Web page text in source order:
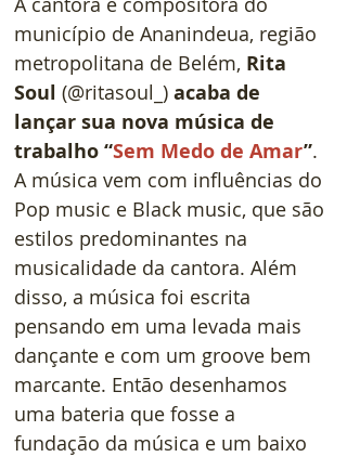
município de Ananindeua, região
metropolitana de Belém, Rita
Soul (@ritasoul_) acaba de
lançar sua nova música de
trabalho “Sem Medo de Amar”.
A música vem com influências do
Pop music e Black music, que são
estilos predominantes na
musicalidade da cantora. Além
disso, a música foi escrita
pensando em uma levada mais
dançante e com um groove bem
marcante. Então desenhamos
uma bateria que fosse a
fundação da música e um baixo